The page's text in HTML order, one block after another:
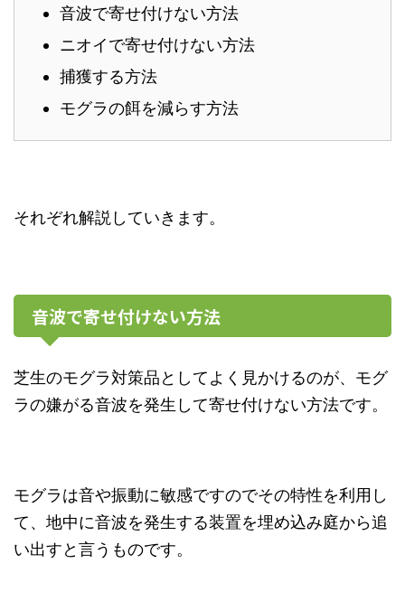
音波で寄せ付けない方法
ニオイで寄せ付けない方法
捕獲する方法
モグラの餌を減らす方法
それぞれ解説していきます。
音波で寄せ付けない方法
芝生のモグラ対策品としてよく見かけるのが、モグ
ラの嫌がる音波を発生して寄せ付けない方法です。
モグラは音や振動に敏感ですのでその特性を利用し
て、地中に音波を発生する装置を埋め込み庭から追
い出すと言うものです。